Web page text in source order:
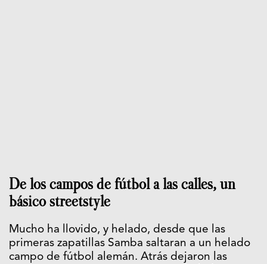
De los campos de fútbol a las calles, un
básico streetstyle
Mucho ha llovido, y helado, desde que las
primeras zapatillas Samba saltaran a un helado
campo de fútbol alemán. Atrás dejaron las